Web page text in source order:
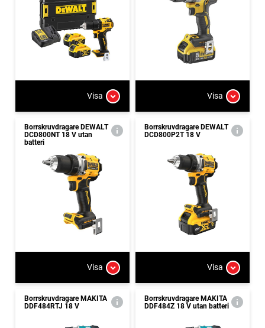
Visa Visa
Borrskruvdragare DEWALT
DCD800NT 18 V utan
batteri
Visa
Borrskruvdragare DEWALT
DCD800P2T 18 V
Visa
Borrskruvdragare MAKITA
DDF484RTJ 18 V
Borrskruvdragare MAKITA
DDF484Z 18 V utan batteri